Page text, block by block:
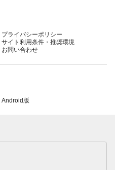
プライバシーポリシー
サイト利用条件・推奨環境
お問い合わせ
Android版